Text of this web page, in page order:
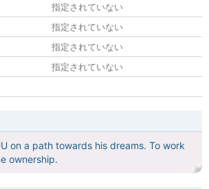
指定されていない
指定されていない
指定されていない
指定されていない
on a path towards his dreams. To work
ownership.